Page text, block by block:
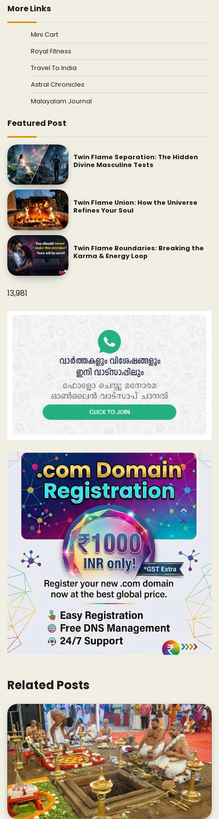
More Links
Mini Cart
Royal Fitness
Travel To India
Astral Chronicles
Malayalam Journal
Featured Post
Twin Flame Separation: The Hidden
Divine Masculine Tests
Twin Flame Union: How the Universe
Refines Your Soul
Twin Flame Boundaries: Breaking the
Karma & Energy Loop
13,981
Related Posts